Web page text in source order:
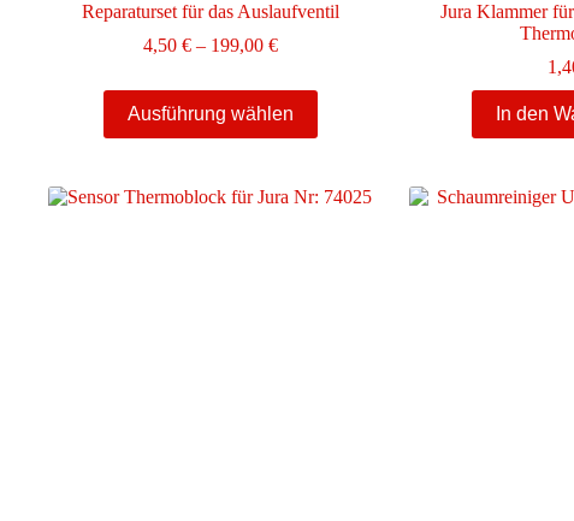
Reparaturset für das Auslaufventil
4,50 € – 199,00 €Preisspanne:
bis
199,00 €
Ausführung wählen
Produkt
weist
Varianten
auf.
Jura Klammer
In den